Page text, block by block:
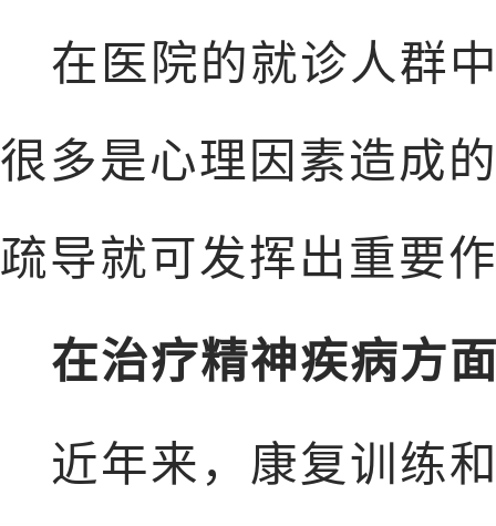
在医院的就诊人群
很多是心理因素造成
疏导就可发挥出重要
在治疗精神疾病方
近年来，康复训练